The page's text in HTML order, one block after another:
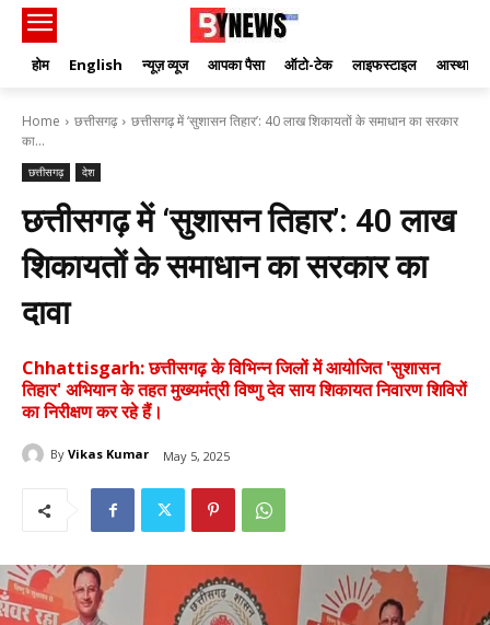
होम English न्यूज़ व्यूज आपका पैसा ऑटो-टेक लाइफस्टाइल आस्था
Home छत्तीसगढ़
छत्तीसगढ़ में ‘सुशासन तिहार’: 40 लाख शिकायतों के समाधान का सरकार
का...
छत्तीसगढ़ देश
छत्तीसगढ़ में ‘सुशासन तिहार’: 40 लाख
शिकायतों के समाधान का सरकार का
दावा
Chhattisgarh: छत्तीसगढ़ के विभिन्न जिलों में आयोजित 'सुशासन
तिहार' अभियान के तहत मुख्यमंत्री विष्णु देव साय शिकायत निवारण शिविरों
का निरीक्षण कर रहे हैं।
By Vikas Kumar May 5, 2025